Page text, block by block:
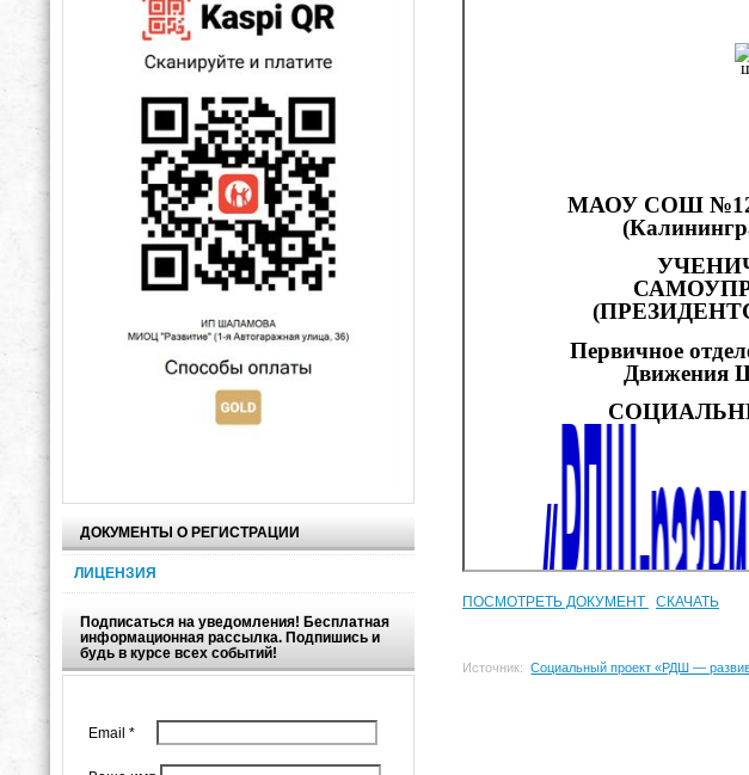
ДОКУМЕНТЫ О РЕГИСТРАЦИИ
ЛИЦЕНЗИЯ
Подписаться на уведомления! Бесплатная
информационная рассылка. Подпишись и
будь в курсе всех событий!
Email *
ПОСМОТРЕТЬ ДОКУМЕНТ СКАЧАТЬ
Источник: Социальный проект «РДШ —